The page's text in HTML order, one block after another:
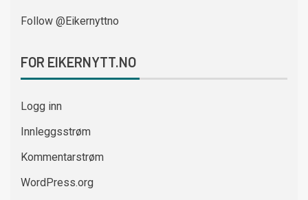
Follow @Eikernyttno
FOR EIKERNYTT.NO
Logg inn
Innleggsstrøm
Kommentarstrøm
WordPress.org